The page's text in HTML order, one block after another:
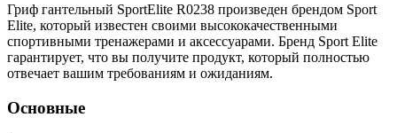
Гриф гантельный SportElite R0238 произведен брендом Sport
Elite, который известен своими высококачественными
спортивными тренажерами и аксессуарами. Бренд Sport Elite
гарантирует, что вы получите продукт, который полностью
отвечает вашим требованиям и ожиданиям.
Основные